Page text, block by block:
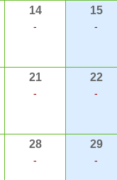
14
-
15
-
21
-
22
-
28
-
29
-